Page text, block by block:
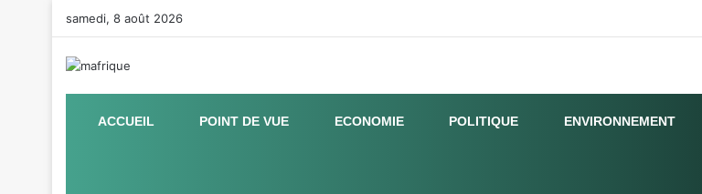
samedi, 8 août 2026
ACCUEIL POINT DE VUE ECONOMIE POLITIQUE ENVIRONNEMENT